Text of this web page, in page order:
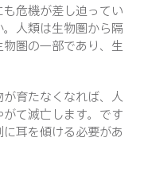
危機が差し迫ってい
人類は生物圏から隔
圏の一部であり、生
育たなくなれば、人
て滅亡します。です
耳を傾ける必要があ